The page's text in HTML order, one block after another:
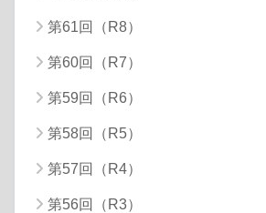
第61回（R8）
第60回（R7）
第59回（R6）
第58回（R5）
第57回（R4）
第56回（R3）